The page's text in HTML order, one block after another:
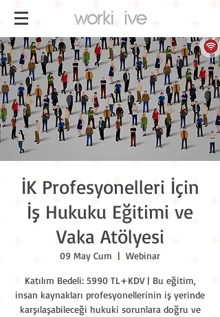
İK Profesyonelleri İçin
İş Hukuku Eğitimi ve
Vaka Atölyesi
09 May Cum
  |
Webinar
Katılım Bedeli: 5990 TL+KDV | Bu eğitim,
insan kaynakları profesyonellerinin iş yerinde
karşılaşabileceği hukuki sorunlara doğru ve